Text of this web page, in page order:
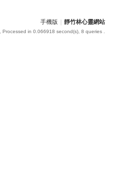
手機版 靜竹林心靈網站
, Processed in 0.066918 second(s), 8 queries .